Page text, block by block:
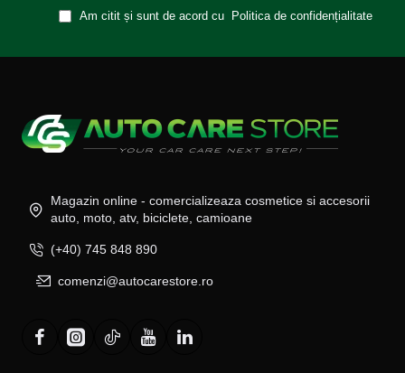
Am citit și sunt de acord cu Politica de confidențialitate
Magazin online - comercializeaza cosmetice si accesorii
auto, moto, atv, biciclete, camioane
(+40) 745 848 890
comenzi@autocarestore.ro